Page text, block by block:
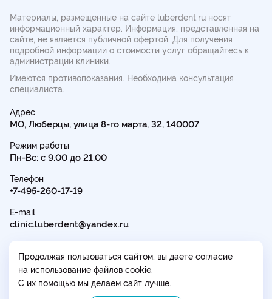
Материалы, размещенные на сайте luberdent.ru носят
информационный характер. Информация, представленная на
сайте, не является публичной офертой. Для получения
подробной информации о стоимости услуг обращайтесь к
администрации клиники.
Имеются противопоказания. Необходима консультация
специалиста.
Адрес
МО, Люберцы, улица 8-го марта, 32, 140007
Режим работы
Пн-Вс: с 9.00 до 21.00
Телефон
+7-495-260-17-19
E-mail
clinic.luberdent@yandex.ru
Продолжая пользоваться сайтом, вы даете согласие
на использование файлов cookie.
С их помощью мы делаем сайт лучше.